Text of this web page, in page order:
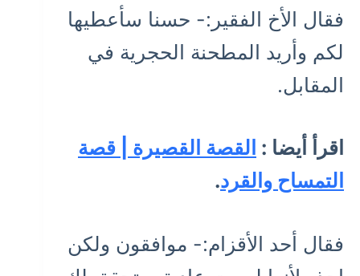
فقال الأخ الفقير:- حسنا سأعطيها
لكم وأريد المطحنة الحجرية في
المقابل.
اقرأ أيضا : القصة القصيرة | قصة
التمساح والقرد.
فقال أحد الأقزام:- موافقون ولكن